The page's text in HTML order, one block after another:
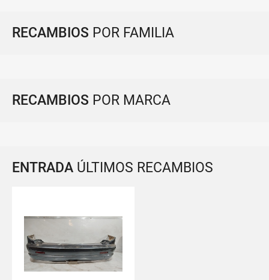
RECAMBIOS POR FAMILIA
RECAMBIOS POR MARCA
ENTRADA ÚLTIMOS RECAMBIOS